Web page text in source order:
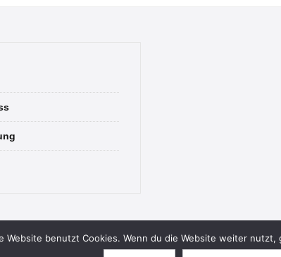
© 2026 Bookish
Website benutzt Cookies. Wenn du die Website weiter